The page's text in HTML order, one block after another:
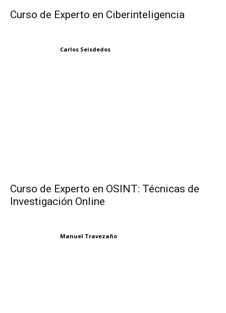
Curso de Experto en Ciberinteligencia
Carlos Seisdedos
Curso de Experto en OSINT: Técnicas de
Investigación Online
Manuel Travezaño